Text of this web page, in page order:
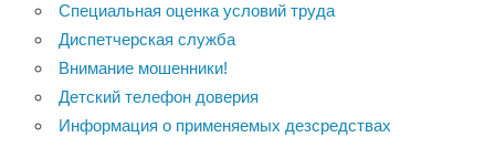
Специальная оценка условий труда
Диспетчерская служба
Внимание мошенники!
Детский телефон доверия
Информация о применяемых дезсредствах